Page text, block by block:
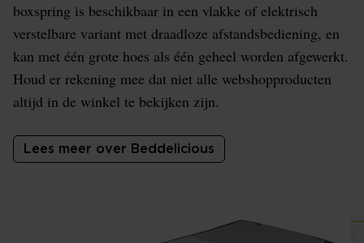
boxspring is beschikbaar in een vlakke of elektrisch
verstelbare variant met draadloze afstandsbediening, en
kan met één grote hoes als één geheel worden afgewerkt.
Houd er rekening mee dat niet alle webshopproducten
altijd in de winkel te bekijken zijn.
Lees meer over Beddelicious